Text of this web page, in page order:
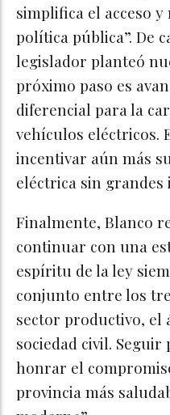
simplifica el acceso
política pública”. De
legislador planteó
próximo paso es
diferencial para la
vehículos eléctricos.
incentivar aún más
eléctrica sin grandes
Finalmente, Blanco
continuar con una
espíritu de la ley
conjunto entre los
sector productivo, el
sociedad civil. Seguir
honrar el
provincia más